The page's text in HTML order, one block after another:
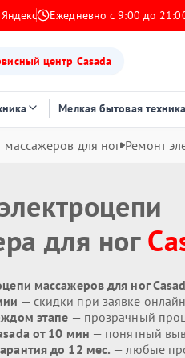
Ежедневно с 9:00 до
центр Casada
Мелкая бытовая техника
массажеров для ног Ремонт
для ног
массажеров для ног
— скидки при заявке онлайн
этапе — прозрачный
от 10 мин — понятный
до 12 мес. — любые